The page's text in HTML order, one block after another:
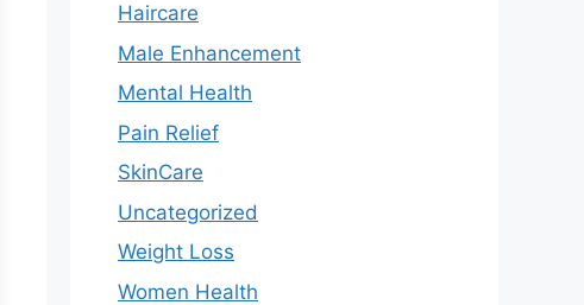
Haircare
Male Enhancement
Mental Health
Pain Relief
SkinCare
Uncategorized
Weight Loss
Women Health